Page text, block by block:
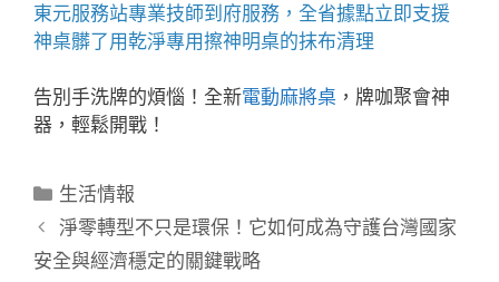
東元服務站專業技師到府服務，全省據點立即支援
神桌髒了用乾淨專用擦神明桌的抹布清理
告別手洗牌的煩惱！全新電動麻將桌 ，牌咖聚會神
器，輕鬆開戰！
分
類
生活情報
淨零轉型不只是環保！它如何成為守護台灣國家
安全與經濟穩定的關鍵戰略